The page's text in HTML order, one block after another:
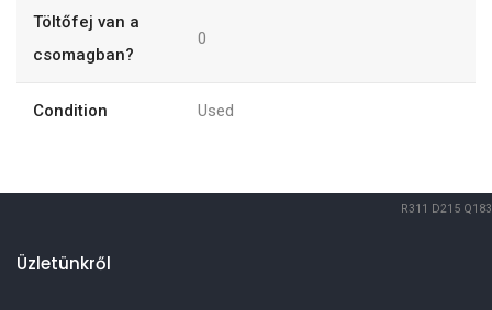
Töltőfej van a
csomagban?
0
Condition Used
R311 D215 Q183
Üzletünkről